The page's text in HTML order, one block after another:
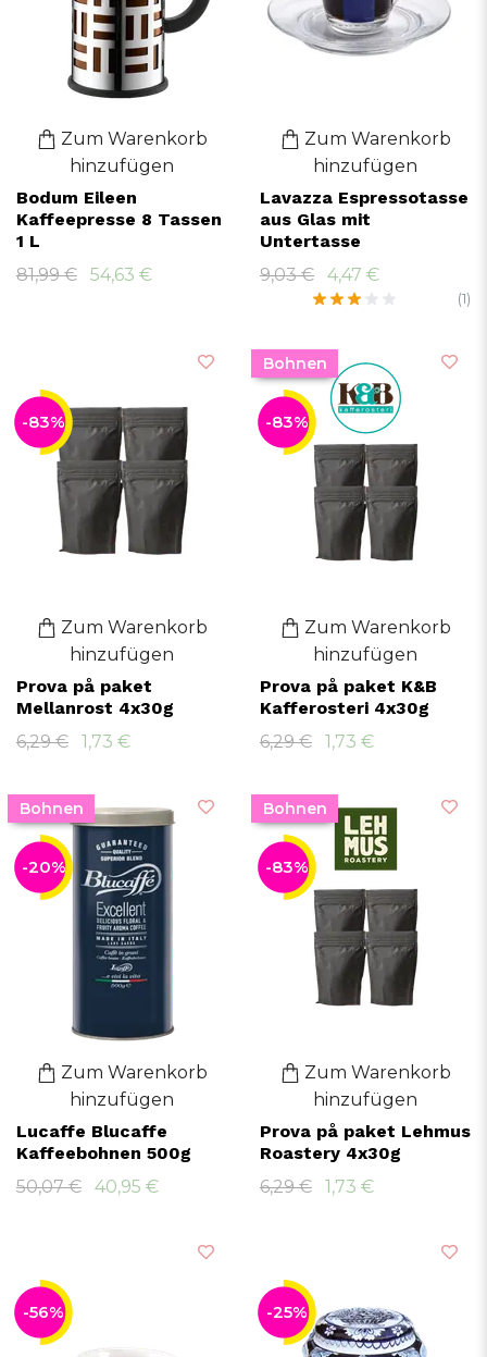
Zum Warenkorb
hinzufügen
Bodum Eileen
Kaffeepresse 8 Tassen
1 L
81,99 €
54,63 €
Zum Warenkorb
hinzufügen
Lavazza Espressotasse
aus Glas mit
Untertasse
9,03 €
4,47 €
(1)
-83%
Zum Warenkorb
hinzufügen
Prova på paket
Mellanrost 4x30g
6,29 €
1,73 €
Bohnen
-83%
Zum Warenkorb
hinzufügen
Prova på paket K&B
Kafferosteri 4x30g
6,29 €
1,73 €
Bohnen
-20%
Zum Warenkorb
hinzufügen
Lucaffe Blucaffe
Kaffeebohnen 500g
50,07 €
40,95 €
Bohnen
-83%
Zum Warenkorb
hinzufügen
Prova på paket Lehmus
Roastery 4x30g
6,29 €
1,73 €
-56% -25%